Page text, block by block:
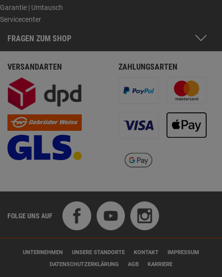
Garantie | Umtausch
Servicecenter
FRAGEN ZUM SHOP
VERSANDARTEN ZAHLUNGSARTEN
FOLGE UNS AUF
UNTERNEHMEN UNSERE STANDORTE KONTAKT
IMPRESSUM
DATENSCHUTZERKLÄRUNG
AGB KARRIERE